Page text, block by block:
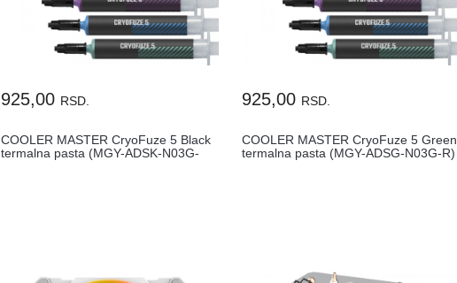
925,00 RSD.
COOLER MASTER CryoFuze 5 Black
termalna pasta (MGY-ADSK-N03G-
925,00 RSD.
COOLER MASTER CryoFuze 5 Green
termalna pasta (MGY-ADSG-N03G-R)